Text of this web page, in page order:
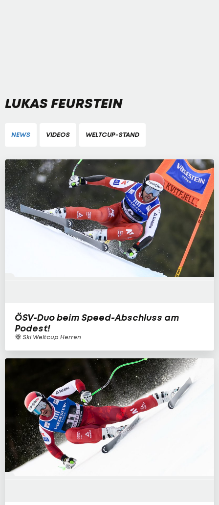
LUKAS FEURSTEIN
NEWS VIDEOS WELTCUP-STAND
ÖSV-Duo beim Speed-Abschluss am
Podest!
Ski Weltcup Herren